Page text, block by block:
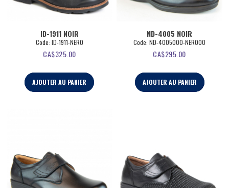
ID-1911 NOIR
Code: ID-1911-NERO
CA$325.00
AJOUTER AU PANIER
ND-4005 NOIR
Code: ND-4005000-NERO00
CA$295.00
AJOUTER AU PANIER